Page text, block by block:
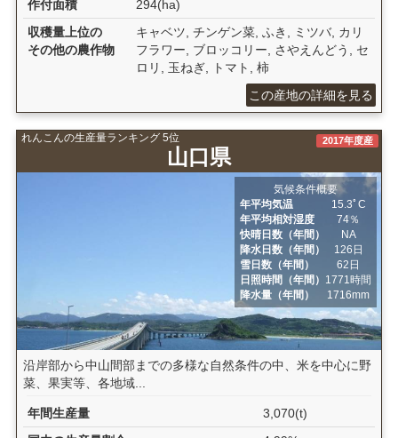
作付面積
294(ha)
収穫量上位の
その他の農作物
キャベツ, チンゲン菜, ふき, ミツバ, カリ
フラワー, ブロッコリー, さやえんどう, セ
ロリ, 玉ねぎ, トマト, 柿
この産地の詳細を見る
れんこんの生産量ランキング 5位
山口県
2017年度産
気候条件概要
年平均気温
15.3ﾟC
年平均相対湿度
74％
快晴日数（年間）
NA
降水日数（年間）
126日
雪日数（年間）
62日
日照時間（年間） 1771時間
降水量（年間）
1716mm
沿岸部から中山間部までの多様な自然条件の中、米を中心に野
菜、果実等、各地域...
年間生産量
3,070(t)